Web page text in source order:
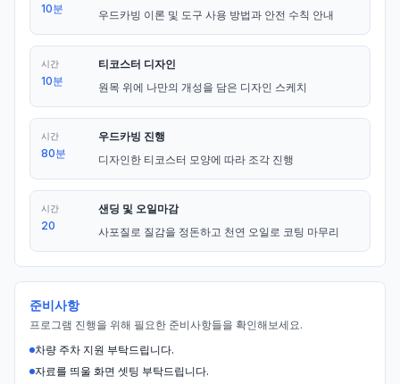
10분
우드카빙 이론 및 도구 사용 방법과 안전 수칙 안내
시간
10분
티코스터 디자인
원목 위에 나만의 개성을 담은 디자인 스케치
시간
80분
우드카빙 진행
디자인한 티코스터 모양에 따라 조각 진행
시간
20
샌딩 및 오일마감
사포질로 질감을 정돈하고 천연 오일로 코팅 마무리
준비사항
프로그램 진행을 위해 필요한 준비사항들을 확인해보세요.
차량 주차 지원 부탁드립니다.
자료를 띄울 화면 셋팅 부탁드립니다.